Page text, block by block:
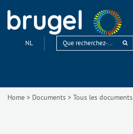
NL
Home > Documents > Tous les documents